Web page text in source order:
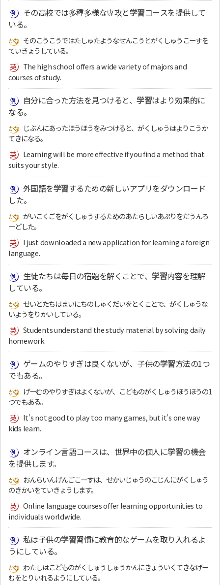
その高校では多種多様な専攻と学習コースを提供して
いる。
そのこうこうではたしゅたようなせんこうとがくしゅうこーすを
ていきょうしている。
The high school offers a wide variety of majors and
courses of study.
自分に合った方法を見つけると、 学習はより効果的に
なる。
じぶんにあったほうほうをみつけると、がくしゅうはよりこうか
てきになる。
Learning will be more effective if you find a method that
suits your style.
外国語を学習するための新しいアプリをダウンロード
した。
がいこくごをがくしゅうするためのあたらしいあぷりをだうんろ
ーどした。
I just downloaded a new application for learning a foreign
language.
生徒たちは毎日の宿題を解くことで、 学習内容を理解
している。
せいとたちはまいにちのしゅくだいをとくことで、がくしゅうな
いようをりかいしている。
Students understand the study material by solving daily
homework.
ゲームのやりすぎは良くないが、子供の学習方法の1つ
でもある。
げーむのやりすぎはよくないが、こどものがくしゅうほうほうの1
つでもある。
It’s not good to play too many games, but it’s one way
kids learn.
オンライン言語コースは、世界中の個人に学習の機会
を提供します。
おんらいんげんごこーすは、せかいじゅうのこじんにがくしゅう
のきかいをていきょうします。
Online language courses offer learning opportunities to
individuals worldwide.
私は子供の学習習慣に教育的なゲームを取り入れるよ
うにしている。
わたしはこどものがくしゅうしゅうかんにきょういくてきなげー
むをとりいれるようにしている。